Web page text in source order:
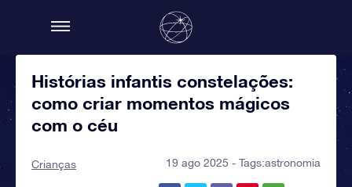
Histórias infantis constelações:
como criar momentos mágicos
com o céu
Crianças 19 ago 2025 - Tags:astronomia